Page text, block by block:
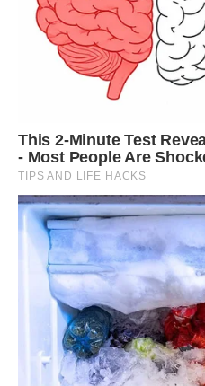
до самого ранку на колінах
дитиною було добре. Потім
і, дізнавшись, що
якийсь номер, питаючи «не
був абсолютно тверезий,
3600 50 см!», Довго сидів
перед собою.
Цей малюк осяяв наш
свого дня, він повернув туди
став тим центром тяжіння,
поруч, в одній упряжці, тому
«Спільна праця, вона
щоб виростити цього